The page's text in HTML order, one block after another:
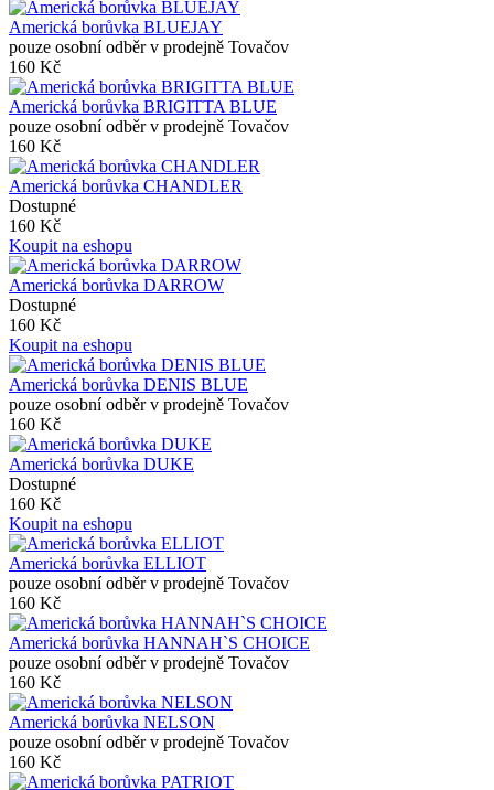
Americká borůvka BLUEJAY
pouze osobní odběr v prodejně Tovačov
160 Kč
Americká borůvka BRIGITTA BLUE
pouze osobní odběr v prodejně Tovačov
160 Kč
Americká borůvka CHANDLER
Dostupné
160 Kč
Koupit na eshopu
Americká borůvka DARROW
Dostupné
160 Kč
Koupit na eshopu
Americká borůvka DENIS BLUE
pouze osobní odběr v prodejně Tovačov
160 Kč
Americká borůvka DUKE
Dostupné
160 Kč
Koupit na eshopu
Americká borůvka ELLIOT
pouze osobní odběr v prodejně Tovačov
160 Kč
Americká borůvka HANNAH`S CHOICE
pouze osobní odběr v prodejně Tovačov
160 Kč
Americká borůvka NELSON
pouze osobní odběr v prodejně Tovačov
160 Kč